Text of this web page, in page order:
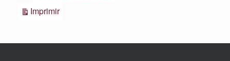
ImprimirVistas